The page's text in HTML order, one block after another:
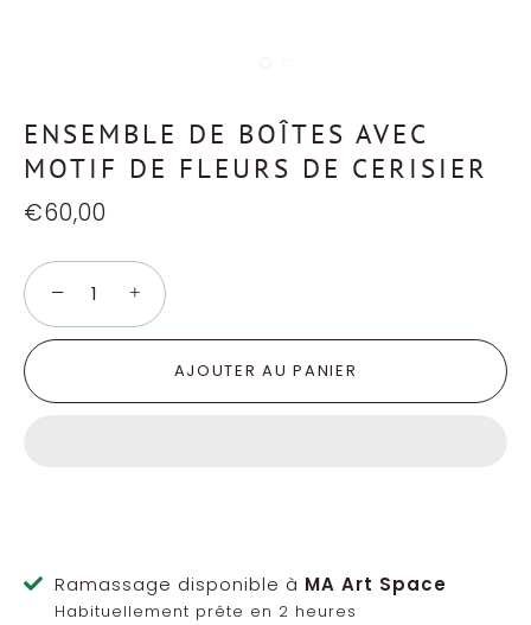
ENSEMBLE DE BOÎTES AVEC
MOTIF DE FLEURS DE CERISIER
€60,00
− +
AJOUTER AU PANIER
Ramassage disponible à MA Art Space
Habituellement prête en 2 heures